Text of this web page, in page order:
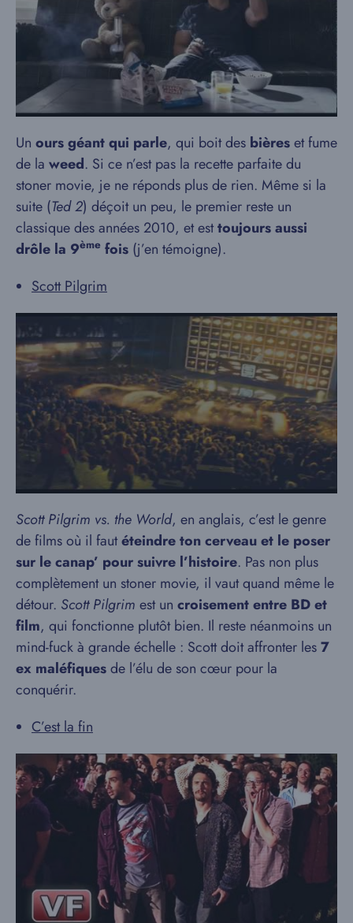
Un ours géant qui parle, qui boit des bièreset fume
de la weed. Si ce n’est pas la recette parfaite du
stoner movie, je ne réponds plus de rien. Même si la
suite (Ted 2) déçoit un peu, le premier reste un
classique des années 2010, et esttoujours aussi
drôle la 9ème fois (j’en témoigne).
Scott Pilgrim
Scott Pilgrim vs. the World, en anglais, c’est le genre
de films où il fautéteindre ton cerveau et le poser
sur le canap’ pour suivre l’histoire. Pas non plus
complètement un stoner movie, il vaut quand même le
détour. Scott Pilgrim est un croisement entre BD et
film, qui fonctionne plutôt bien. Il reste néanmoins un
mind-fuck à grande échelle : Scott doit affronter les7
ex maléfiquesde l’élu de son cœur pour la
conquérir.
C’est la fin